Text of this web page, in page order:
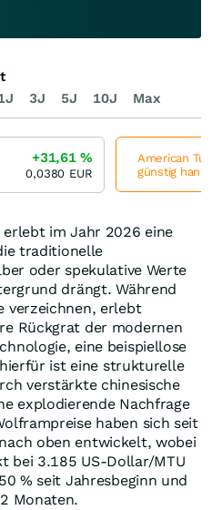
im Jahr 2026 eine
traditionelle
oder spekulative Werte
drängt. Während
verzeichnen, erlebt
Rückgrat der modernen
eine beispiellose
ist eine strukturelle
verstärkte chinesische
explodierende Nachfrage
haben sich seit
oben entwickelt, wobei
bei 3.185 US-Dollar/MTU
% seit Jahresbeginn und
Monaten.
3J 5J 10J Max
+31,61%
0,0380 EUR
American
günstig